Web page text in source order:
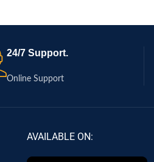
24/7 Support.
Online Support
AVAILABLE ON: